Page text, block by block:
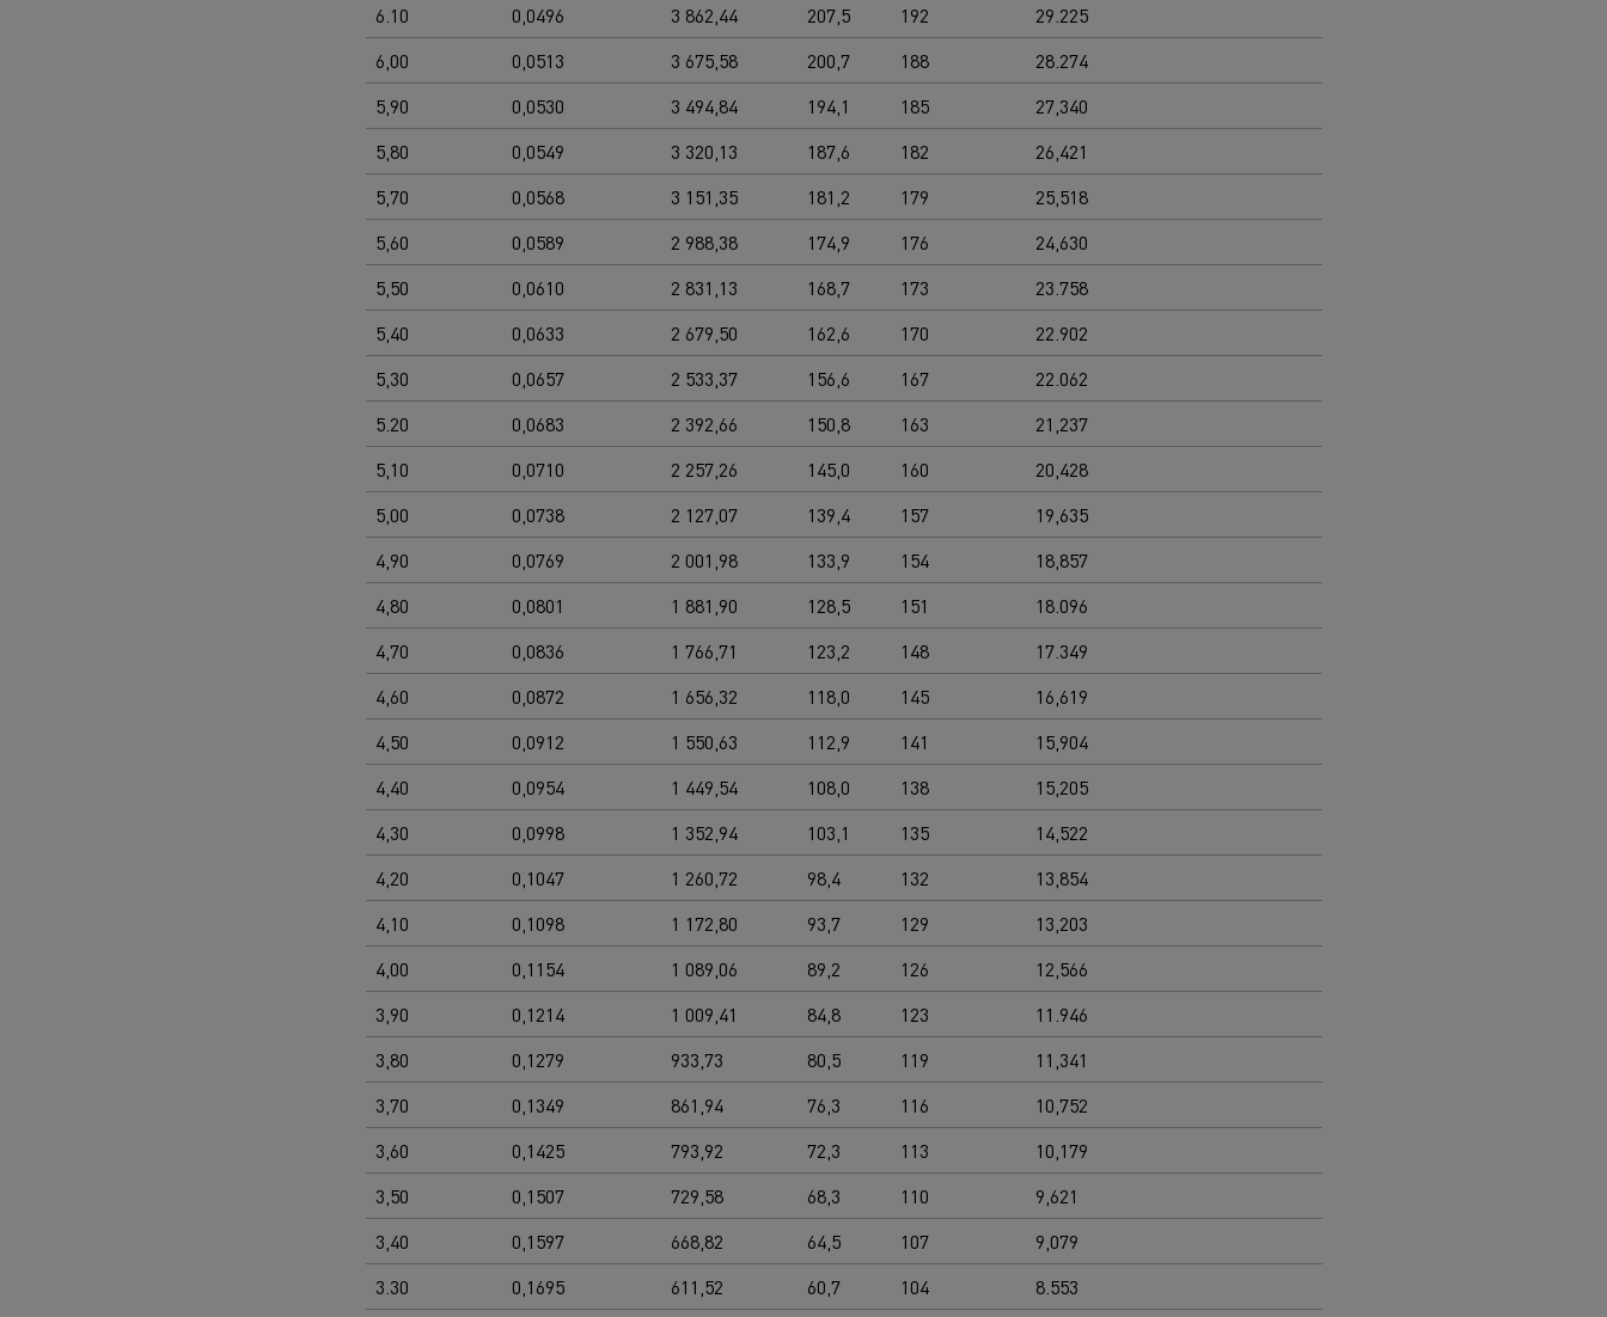
6.10
0,0496 3 862,44 207,5 192
29.225
6,00
0,0513 3 675,58 200,7 188
28.274
5,90
0,0530 3 494,84 194,1 185
27,340
5,80
0,0549 3 320,13 187,6 182
26,421
5,70
0,0568 3 151,35 181,2 179
25,518
5,60
0,0589 2 988,38 174,9 176
24,630
5,50
0,0610 2 831,13 168,7 173
23.758
5,40
0,0633 2 679,50 162,6 170
22.902
5,30
0,0657 2 533,37 156,6 167
22.062
5.20
0,0683 2 392,66 150,8 163
21,237
5,10
0,0710 2 257,26 145,0 160
20,428
5,00
0,0738 2 127,07 139,4 157
19,635
4,90
0,0769 2 001,98 133,9 154
18,857
4,80
0,0801 1 881,90 128,5 151
18.096
4,70
0,0836 1 766,71 123,2 148
17.349
4,60
0,0872 1 656,32 118,0 145
16,619
4,50
0,0912 1 550,63 112,9 141
15,904
4,40
0,0954 1 449,54 108,0 138
15,205
4,30
0,0998 1 352,94 103,1 135
14,522
4,20
0,1047 1 260,72 98,4 132
13,854
4,10
0,1098 1 172,80 93,7 129
13,203
4,00
0,1154 1 089,06 89,2 126
12,566
3,90
0,1214 1 009,41 84,8 123
11.946
3,80
0,1279 933,73 80,5 119
11,341
3,70
0,1349 861,94 76,3 116
10,752
3,60
0,1425 793,92 72,3 113
10,179
3,50
0,1507 729,58 68,3 110
9,621
3,40
0,1597 668,82 64,5 107
9,079
3.30
0,1695 611,52 60,7 104 8.553